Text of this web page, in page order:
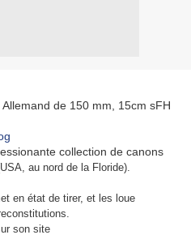
de 150 mm, 15cm sFH
collection de canons
au nord de la Floride).
en état de tirer, et les loue
son site